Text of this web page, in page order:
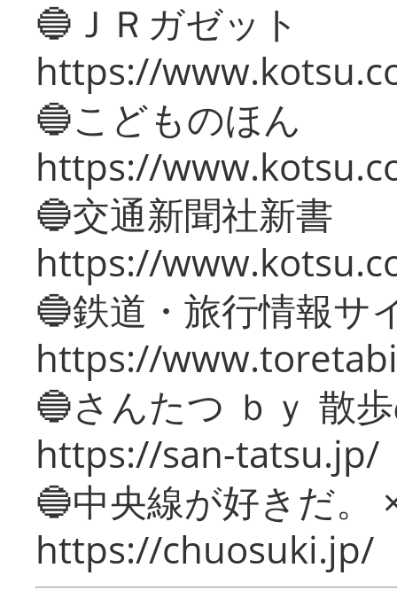
🔵ＪＲガゼット
https://
🔵こどものほん
https://
🔵交通新聞社新書
https://
🔵鉄道・旅行情報サ
https://
🔵さんたつ ｂｙ 散
https://san-tatsu.jp/
🔵中央線が好きだ。
https://chuosuki.jp/